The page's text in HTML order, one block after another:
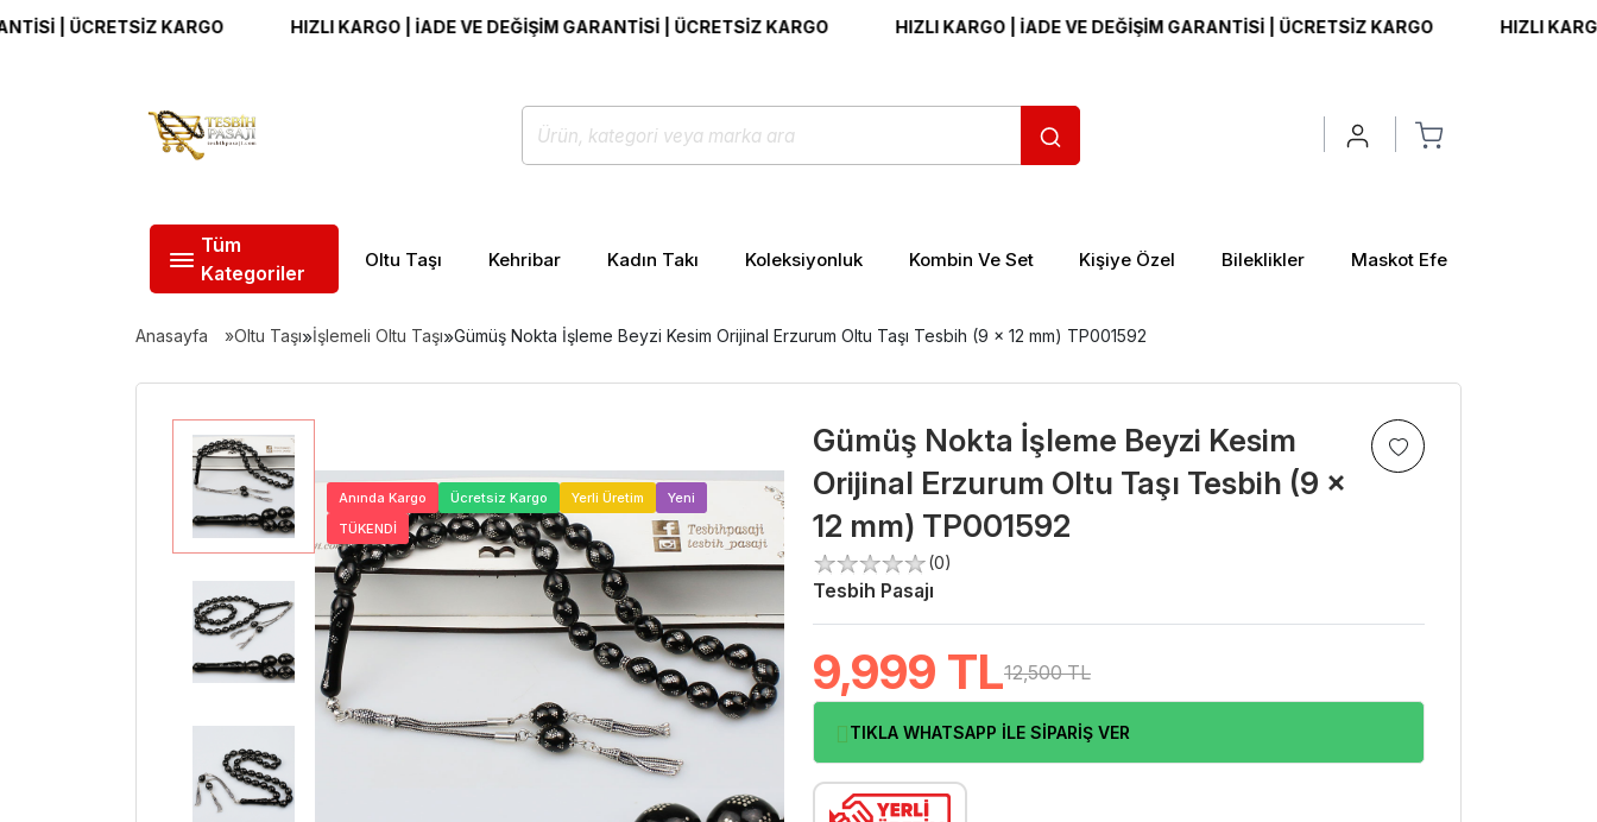
KARGO HIZLI KARGO | İADE VE DEĞİŞİM GARANTİSİ | ÜCRETSİZ KARGO HIZLI KARGO | İADE VE DEĞİŞİM GARANTİSİ | ÜCRETSİZ KARGO HIZLI KARGO |
Tüm
Kategoriler
Oltu Taşı Kehribar Kadın Takı Koleksiyonluk Kombin Ve Set Kişiye Özel Bileklikler Maskot Efe
Anasayfa Oltu Taşı»İşlemeli Oltu Taşı»Gümüş Nokta İşleme Beyzi Kesim Orijinal Erzurum Oltu Taşı Tesbih (9 x 12 mm) TP001592
Anında Kargo Ücretsiz Kargo Yerli Üretim
Yeni
TÜKENDİ
>
Gümüş Nokta İşleme Beyzi Kesim
Orijinal Erzurum Oltu Taşı Tesbih (9 x
12 mm) TP001592
(0)
Tesbih Pasajı
9,999 TL12,500 TL
TIKLA WHATSAPP İLE SİPARİŞ VER